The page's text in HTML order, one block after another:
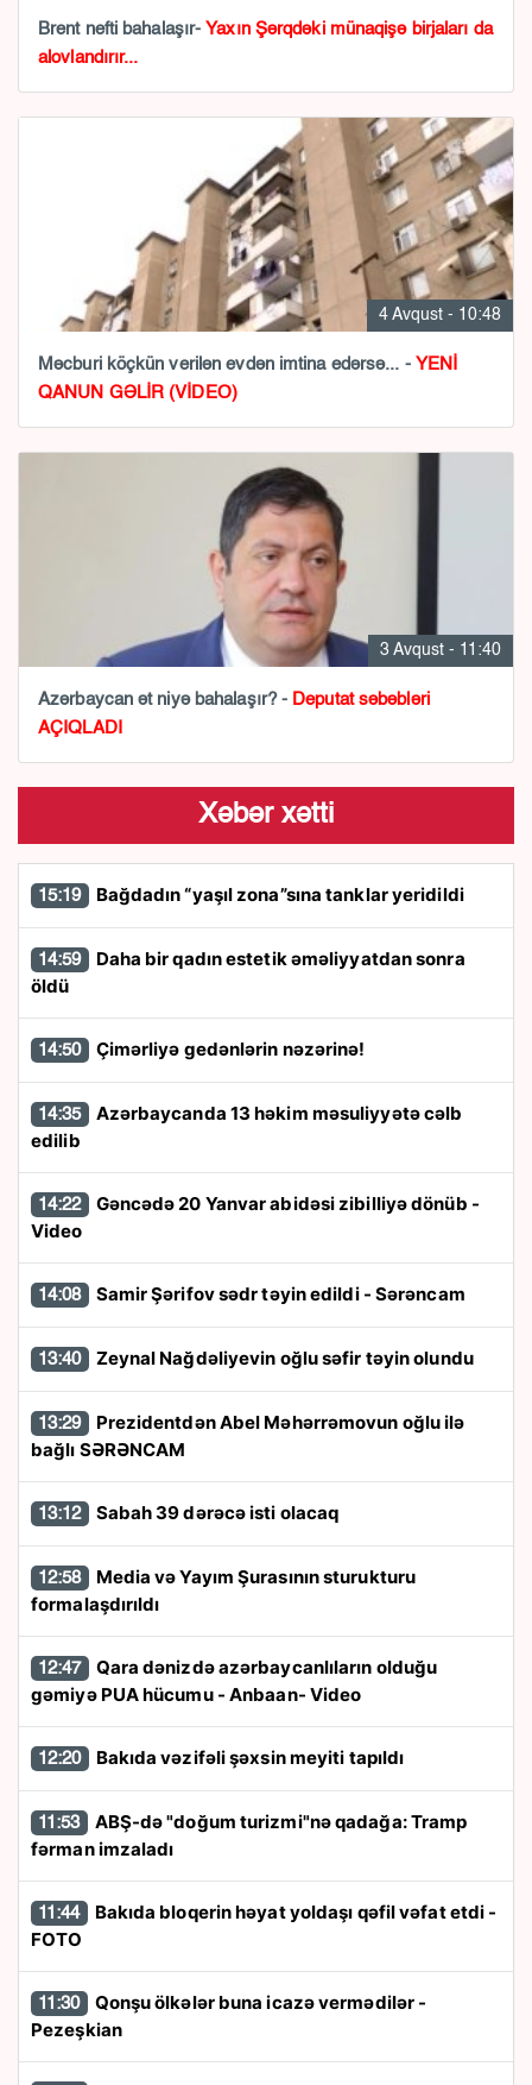
Brent nefti bahalaşır- Yaxın Şərqdəki münaqişə birjaları da
alovlandırır...
4 Avqust - 10:48
Məcburi köçkün verilən evdən imtina edərsə... - YENİ
QANUN GƏLİR (VİDEO)
3 Avqust - 11:40
Azərbaycan ət niyə bahalaşır? - Deputat səbəbləri
AÇIQLADI
Xəbər xətti
15:19 Bağdadın “yaşıl zona”sına tanklar yeridildi
14:59
öldü
14:50 Çimərliyə gedənlərin nəzərinə!
14:35
edilib
14:22
Video
14:08 Samir Şərifov sədr təyin edildi - Sərəncam
13:40 Zeynal Nağdəliyevin oğlu səfir təyin olundu
13:29
bağlı SƏRƏNCAM
13:12 Sabah 39 dərəcə isti olacaq
12:58
formalaşdırıldı
12:47
gəmiyə PUA hücumu - Anbaan- Video
12:20 Bakıda vəzifəli şəxsin meyiti tapıldı
11:53
fərman imzaladı
11:44
FOTO
11:30
Pezeşkian